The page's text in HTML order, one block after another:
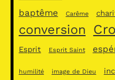
baptême Carême
conversion
Esprit Esprit Saint
humilité image de Dieu